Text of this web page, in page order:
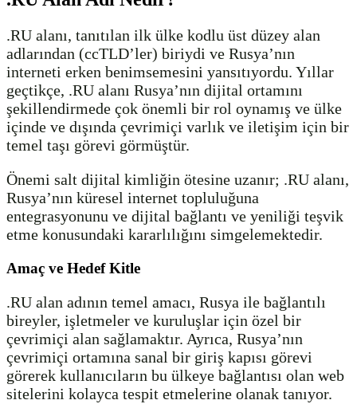
.RU alanı, tanıtılan ilk ülke kodlu üst düzey alan
adlarından (ccTLD’ler) biriydi ve Rusya’nın
interneti erken benimsemesini yansıtıyordu. Yıllar
geçtikçe, .RU alanı Rusya’nın dijital ortamını
şekillendirmede çok önemli bir rol oynamış ve ülke
içinde ve dışında çevrimiçi varlık ve iletişim için bir
temel taşı görevi görmüştür.
Önemi salt dijital kimliğin ötesine uzanır; .RU alanı,
Rusya’nın küresel internet topluluğuna
entegrasyonunu ve dijital bağlantı ve yeniliği teşvik
etme konusundaki kararlılığını simgelemektedir.
Amaç ve Hedef Kitle
.RU alan adının temel amacı, Rusya ile bağlantılı
bireyler, işletmeler ve kuruluşlar için özel bir
çevrimiçi alan sağlamaktır. Ayrıca, Rusya’nın
çevrimiçi ortamına sanal bir giriş kapısı görevi
görerek kullanıcıların bu ülkeye bağlantısı olan web
sitelerini kolayca tespit etmelerine olanak tanıyor.